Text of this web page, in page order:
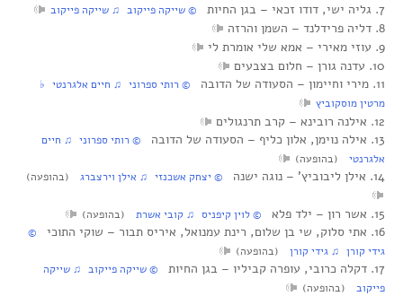
7. גליה ישי, דודו זכאי‏ – בגן החיות © שייקה פייקוב ♫ שייקה פייקוב
8. דליה פרידלנד‏ – השמן והרזה
9. עוזי מאירי‏ – אמא שלי אומרת לי
10. עדנה גורן‏ – חלום בצבעים
11. מירי וחיימון‏ – הסעודה של הדובה
© רותי ספרוני ♫ חיים אלגרנטי ♭
מרטין מוסקוביץ
12. אילנה רובינא‏ – קרב תרנגולים
13. אילה נוימן, אלון כליף‏ – הסעודה של הדובה
© רותי ספרוני ♫ חיים
אלגרנטי
(בהופעה)
14. אילן ליבוביץ’‏ – נוגה ישנה © יצחק אשכנזי ♫ אילן וירצברג (בהופעה)
15. אשר רון‏ – ילד פלא © לוין קיפניס ♫ קובי אשרת (בהופעה)
16. אתי סלוק, שי בן שלום, רינת עמנואל, איריס תבור‏ – שוקי התוכי
©
גידי קורן ♫ גידי קורן
(בהופעה)
17. דקלה כרובי, עופרה קביליו‏ – בגן החיות
© שייקה פייקוב ♫ שייקה
פייקוב
(בהופעה)